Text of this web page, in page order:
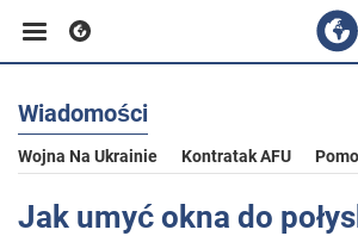
Biznes
Sport
Wiadomości
Wojna Na Ukrainie Kontratak AFU
Jak umyć okna do